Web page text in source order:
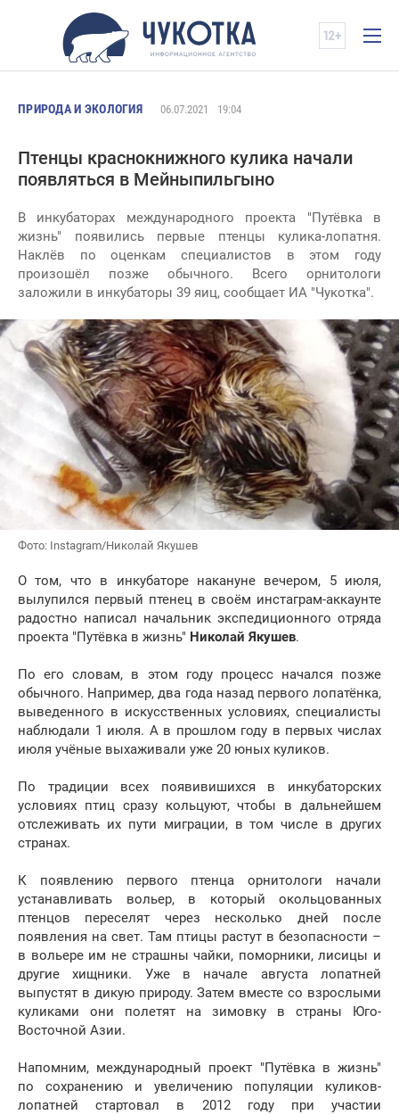
ПРИРОДА И ЭКОЛОГИЯ 06.07.2021 19:04
Птенцы краснокнижного кулика начали
появляться в Мейныпильгыно
В инкубаторах международного проекта "Путёвка в
жизнь" появились первые птенцы кулика-лопатня.
Наклёв по оценкам специалистов в этом году
произошёл позже обычного. Всего орнитологи
заложили в инкубаторы 39 яиц, сообщает ИА "Чукотка".
Фото: Instagram/Николай Якушев
О том, что в инкубаторе накануне вечером, 5 июля,
вылупился первый птенец в своём инстаграм-аккаунте
радостно написал начальник экспедиционного отряда
проекта "Путёвка в жизнь" Николай Якушев.
По его словам, в этом году процесс начался позже
обычного. Например, два года назад первого лопатёнка,
выведенного в искусственных условиях, специалисты
наблюдали 1 июля. А в прошлом году в первых числах
июля учёные выхаживали уже 20 юных куликов.
По традиции всех появивишихся в инкубаторских
условиях птиц сразу кольцуют, чтобы в дальнейшем
отслеживать их пути миграции, в том числе в других
странах.
К появлению первого птенца орнитологи начали
устанавливать вольер, в который окольцованных
птенцов переселят через несколько дней после
появления на свет. Там птицы растут в безопасности –
в вольере им не страшны чайки, поморники, лисицы и
другие хищники. Уже в начале августа лопатней
выпустят в дикую природу. Затем вместе со взрослыми
куликами они полетят на зимовку в страны Юго-
Восточной Азии.
Напомним, международный проект "Путёвка в жизнь"
по сохранению и увеличению популяции куликов-
лопатней стартовал в 2012 году при участии